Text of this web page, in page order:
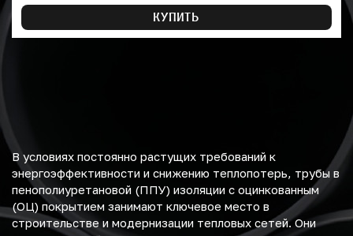
КУПИТЬ
В условиях постоянно растущих требований к
энергоэффективности и снижению теплопотерь, трубы в
пенополиуретановой (ППУ) изоляции с оцинкованным
(ОЦ) покрытием занимают ключевое место в
строительстве и модернизации тепловых сетей. Они